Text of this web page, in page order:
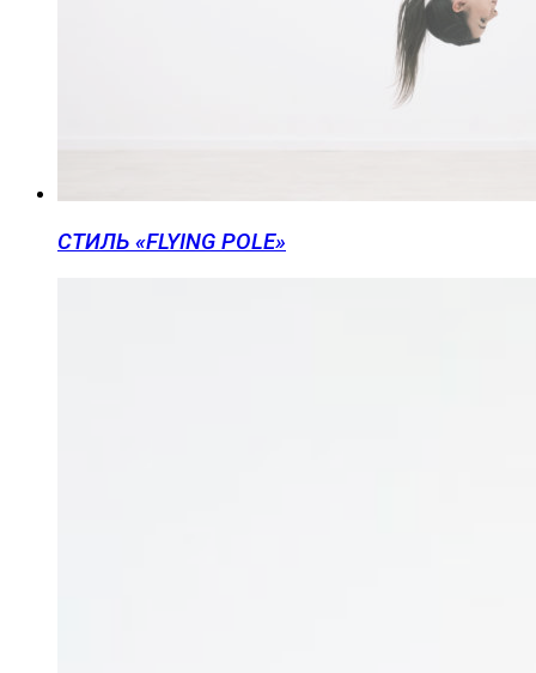
СТИЛЬ «FLYING POLE»